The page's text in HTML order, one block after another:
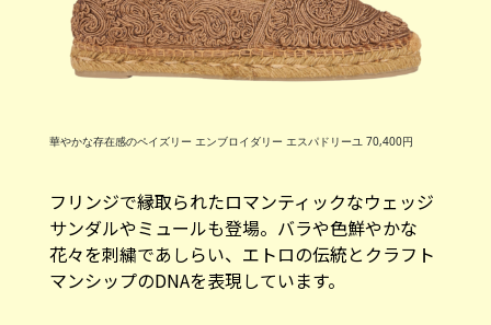
華やかな存在感のペイズリー エンブロイダリー エスパドリーユ 70,400円
フリンジで縁取られたロマンティックなウェッジ
花々を刺繍であしらい、エトロの伝統とクラフト
マンシップのDNAを表現しています。